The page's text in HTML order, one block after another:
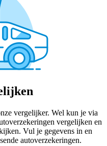
vergelijker. Wel kun je via
vergelijken en
Vul je gegevens in en
autoverzekeringen.